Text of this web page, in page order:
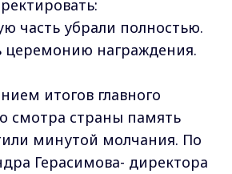
часть убрали полностью.
церемонию награждения.
итогов главного
смотра страны память
минутой молчания. По
Герасимова- директора